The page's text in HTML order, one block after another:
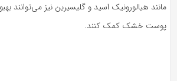
هیالورونیک اسید و گلیسیرین نیز می‌توانند
خشک کمک کنند.